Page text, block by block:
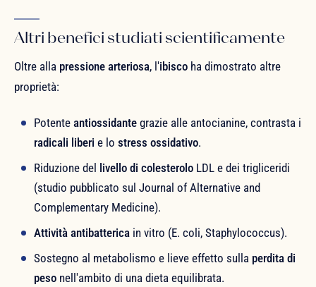
Altri benefici studiati scientificamente
Oltre alla pressione arteriosa, l'ibisco ha dimostrato altre
proprietà:
Potente antiossidante grazie alle antocianine, contrasta i
radicali liberi e lo stress ossidativo.
Riduzione del
livello di colesterolo LDL e dei trigliceridi
(studio pubblicato sul Journal of Alternative and
Complementary Medicine).
Attività antibatterica in vitro (E. coli, Staphylococcus).
Sostegno al metabolismo e lieve effetto sulla perdita di
peso nell'ambito di una dieta equilibrata.